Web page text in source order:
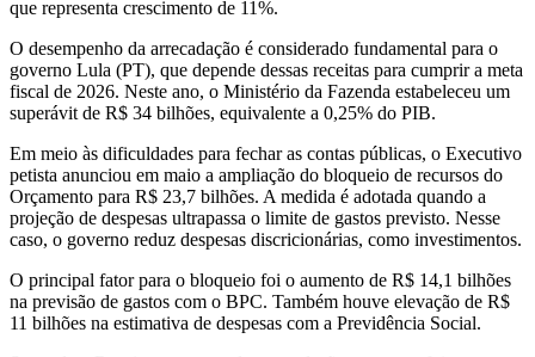
que representa crescimento de 11%.
O desempenho da arrecadação é considerado fundamental para o
governo Lula (PT), que depende dessas receitas para cumprir a meta
fiscal de 2026. Neste ano, o Ministério da Fazenda estabeleceu um
superávit de R$ 34 bilhões, equivalente a 0,25% do PIB.
Em meio às dificuldades para fechar as contas públicas, o Executivo
petista anunciou em maio a ampliação do bloqueio de recursos do
Orçamento para R$ 23,7 bilhões. A medida é adotada quando a
projeção de despesas ultrapassa o limite de gastos previsto. Nesse
caso, o governo reduz despesas discricionárias, como investimentos.
O principal fator para o bloqueio foi o aumento de R$ 14,1 bilhões
na previsão de gastos com o BPC. Também houve elevação de R$
11 bilhões na estimativa de despesas com a Previdência Social.